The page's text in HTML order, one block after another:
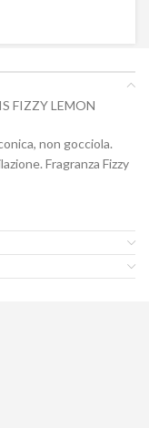
FIZZY LEMON
non gocciola.
Fragranza Fizzy